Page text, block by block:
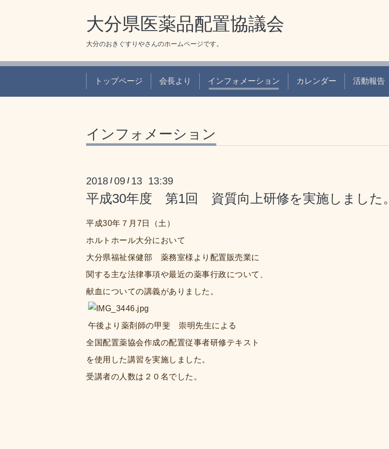
大分県医薬品配置協議会
大分のおきぐすりやさんのホームページです。
トップページ 会長より インフォメーション カレンダー 活動報告
インフォメーション
2018 /09 / 13 13:39
平成30年度 第1回 資質向上研修を実施しました。
平成30年７月7日（土）
ホルトホール大分において
大分県福祉保健部 薬務室様より配置販売業に
関する主な法律事項や最近の薬事行政について、
献血についての講義がありました。
午後より薬剤師の甲斐 崇明先生による
全国配置薬協会作成の配置従事者研修テキスト
を使用した講習を実施しました。
受講者の人数は２０名でした。